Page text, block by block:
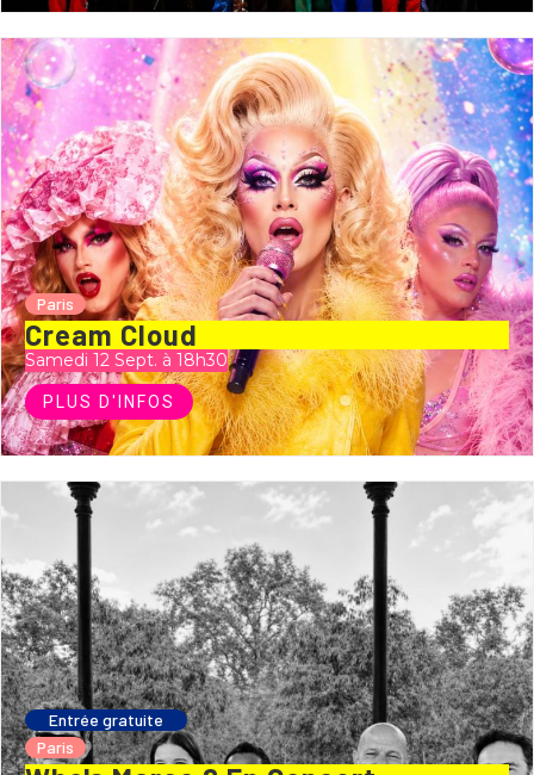
Paris
Cream Cloud
Samedi 12 Sept. à 18h30
PLUS D'INFOS
Entrée gratuite
Paris